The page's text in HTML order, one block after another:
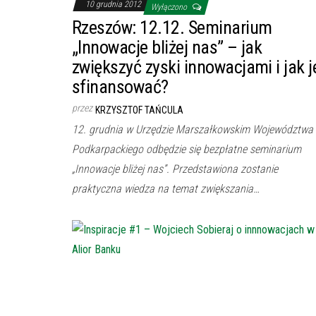
10 grudnia 2012 Wyłączono
Rzeszów: 12.12. Seminarium
„Innowacje bliżej nas” – jak
zwiększyć zyski innowacjami i jak
sfinansować?
przez KRZYSZTOF TAŃCULA
12. grudnia w Urzędzie Marszałkowskim Województwa
Podkarpackiego odbędzie się bezpłatne seminarium
„Innowacje bliżej nas”. Przedstawiona zostanie
praktyczna wiedza na temat zwiększania…